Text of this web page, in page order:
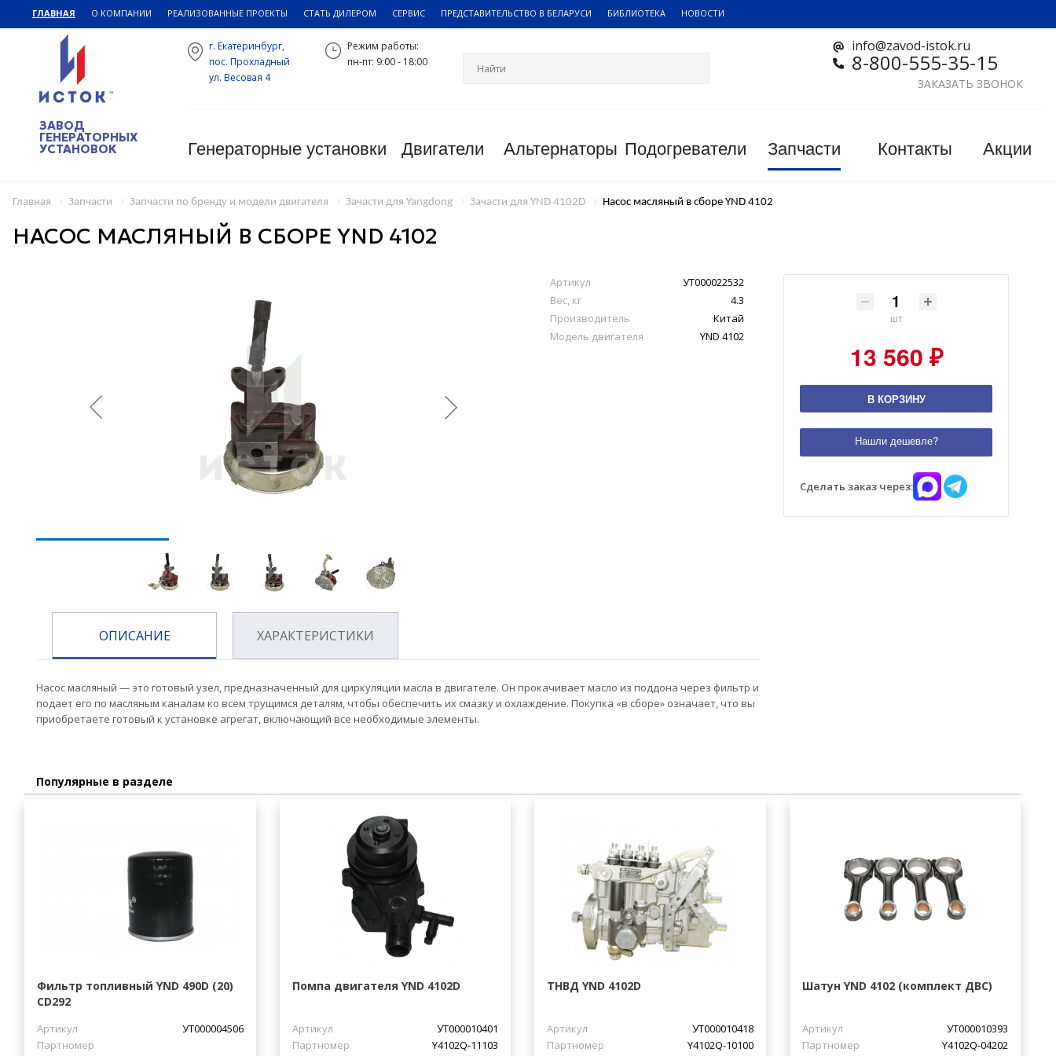
ГЛАВНАЯ О КОМПАНИИ РЕАЛИЗОВАННЫЕ ПРОЕКТЫ СТАТЬ ДИЛЕРОМ СЕРВИС ПРЕДСТАВИТЕЛЬСТВО В БЕЛАРУСИ БИБЛИОТЕКА НОВОСТИ
ЗАВОД
ГЕНЕРАТОРНЫХ
УСТАНОВОК
info@zavod-istok.ru
8-800-555-35-15
ЗАКАЗАТЬ ЗВОНОК
г. Екатеринбург,
пос. Прохладный
ул. Весовая 4
Режим работы:
пн-пт: 9:00 - 18:00
Генераторные установки Двигатели Альтернаторы Подогреватели Запчасти Контакты Акции
Главная Запчасти Запчасти по бренду и модели двигателя Зачасти для Yangdong Зачасти для YND 4102D Насос масляный в сборе YND 4102
НАСОС МАСЛЯНЫЙ В СБОРЕ YND 4102
Артикул
УТ000022532
Вес, кг
4.3
Производитель
Китай
Модель двигателя
YND 4102
шт
13 560 ₽
В КОРЗИНУ
Нашли дешевле?
Сделать заказ через:
ОПИСАНИЕ ХАРАКТЕРИСТИКИ
Насос масляный — это готовый узел, предназначенный для циркуляции масла в двигателе. Он прокачивает масло из поддона через фильтр и
подает его по масляным каналам ко всем трущимся деталям, чтобы обеспечить их смазку и охлаждение. Покупка «в сборе» означает, что вы
приобретаете готовый к установке агрегат, включающий все необходимые элементы.
Популярные в разделе
Фильтр топливный YND 490D (20)
CD292
Артикул
УТ000004506
Партномер
Помпа двигателя YND 4102D
Артикул
УТ000010401
Партномер
Y4102Q-11103
ТНВД YND 4102D
Артикул
УТ000010418
Партномер
Y4102Q-10100
Шатун YND 4102 (комплект ДВС)
Артикул
УТ000010393
Партномер
Y4102Q-04202